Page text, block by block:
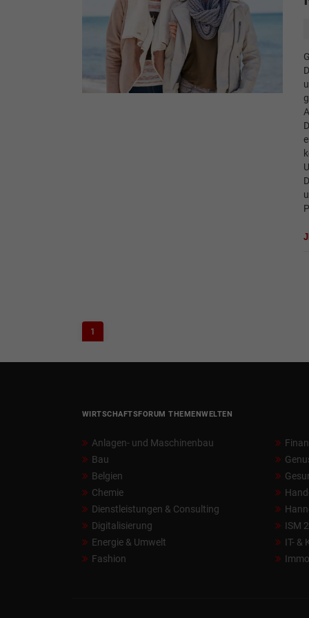
1
WIRTSCHAFTSFORUM THEMENWELTEN
Anlagen- und Maschinenbau
Bau
Belgien
Chemie
Dienstleistungen & Consulting
Digitalisierung
Energie & Umwelt
Fashion
ISM
IT- &